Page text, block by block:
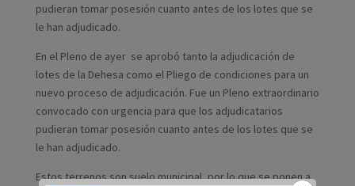
pudieran tomar posesión cuanto antes de los lotes que se
le han adjudicado.
En el Pleno de ayer se aprobó tanto la adjudicación de
lotes de la Dehesa como el Pliego de condiciones para un
nuevo proceso de adjudicación. Fue un Pleno extraordinario
convocado con urgencia para que los adjudicatarios
pudieran tomar posesión cuanto antes de los lotes que se
le han adjudicado.
Estos terrenos son suelo municipal, por lo que se ponen a